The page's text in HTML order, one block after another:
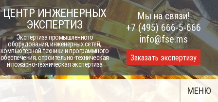
Skip
to
content
ЦЕНТР ИНЖЕНЕРНЫХ
ЭКСПЕРТИЗ
Экспертиза промышленного
оборудования, инженерных сетей,
компьютерной техники и программного
обеспечения, строительно-техническая
и пожарно-техническая экспертиза
Мы на связи!
+7 (495) 666-5-666
info@fse.ms
Заказать экспертизу
МЕНЮ